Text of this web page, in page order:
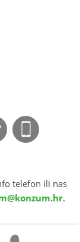
telefon ili nas
.